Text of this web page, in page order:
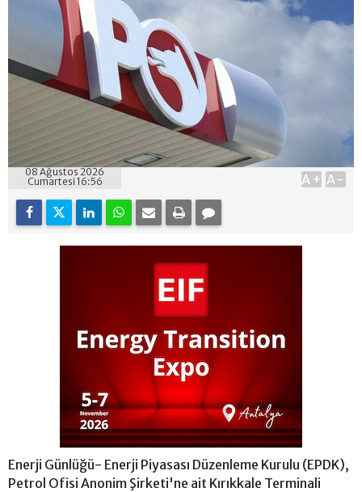
08 Ağustos 2026
Cumartesi 16:56
A+ A-
Enerji Günlüğü- Enerji Piyasası Düzenleme Kurulu (EPDK),
Petrol Ofisi Anonim Şirketi'ne ait Kırıkkale Terminali